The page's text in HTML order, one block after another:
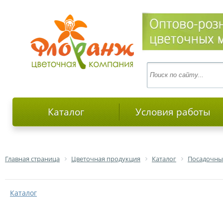
Каталог Условия работы
Главная страница Цветочная продукция Каталог
Каталог